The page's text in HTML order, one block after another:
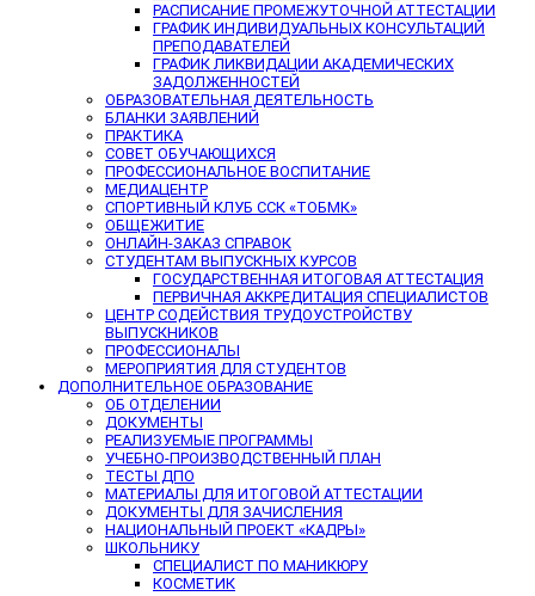
РАСПИСАНИЕ ПРОМЕЖУТОЧНОЙ АТТЕСТАЦИИ
ГРАФИК ИНДИВИДУАЛЬНЫХ КОНСУЛЬТАЦИЙ
ПРЕПОДАВАТЕЛЕЙ
ГРАФИК ЛИКВИДАЦИИ АКАДЕМИЧЕСКИХ
ЗАДОЛЖЕННОСТЕЙ
ОБРАЗОВАТЕЛЬНАЯ ДЕЯТЕЛЬНОСТЬ
БЛАНКИ ЗАЯВЛЕНИЙ
ПРАКТИКА
СОВЕТ ОБУЧАЮЩИХСЯ
ПРОФЕССИОНАЛЬНОЕ ВОСПИТАНИЕ
МЕДИАЦЕНТР
СПОРТИВНЫЙ КЛУБ ССК «ТОБМК»
ОБЩЕЖИТИЕ
ОНЛАЙН-ЗАКАЗ СПРАВОК
СТУДЕНТАМ ВЫПУСКНЫХ КУРСОВ
ГОСУДАРСТВЕННАЯ ИТОГОВАЯ АТТЕСТАЦИЯ
ПЕРВИЧНАЯ АККРЕДИТАЦИЯ СПЕЦИАЛИСТОВ
ЦЕНТР СОДЕЙСТВИЯ ТРУДОУСТРОЙСТВУ
ВЫПУСКНИКОВ
ПРОФЕССИОНАЛЫ
МЕРОПРИЯТИЯ ДЛЯ СТУДЕНТОВ
ДОПОЛНИТЕЛЬНОЕ ОБРАЗОВАНИЕ
ОБ ОТДЕЛЕНИИ
ДОКУМЕНТЫ
РЕАЛИЗУЕМЫЕ ПРОГРАММЫ
УЧЕБНО-ПРОИЗВОДСТВЕННЫЙ ПЛАН
ТЕСТЫ ДПО
МАТЕРИАЛЫ ДЛЯ ИТОГОВОЙ АТТЕСТАЦИИ
ДОКУМЕНТЫ ДЛЯ ЗАЧИСЛЕНИЯ
НАЦИОНАЛЬНЫЙ ПРОЕКТ «КАДРЫ»
ШКОЛЬНИКУ
СПЕЦИАЛИСТ ПО МАНИКЮРУ
КОСМЕТИК